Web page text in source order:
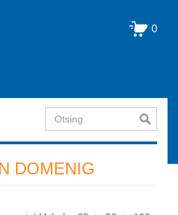
0
Otsing
DOMENIG